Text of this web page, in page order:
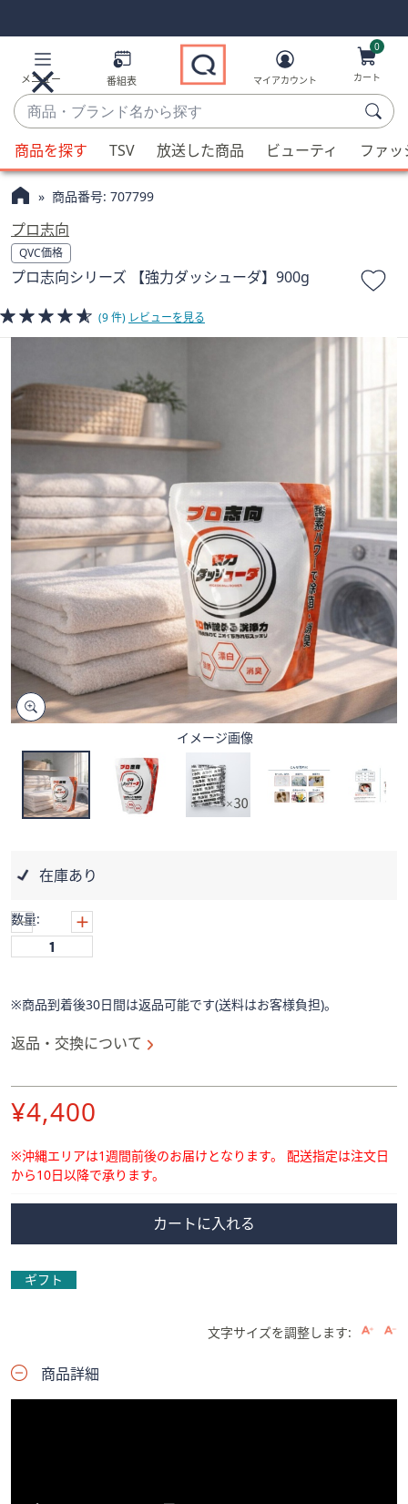
Links
Links2
メニュー 番組表
商
品・
ブ
ラ
ン
名
か
ら
す
候
補
が
利
用
可
能
場
合、
下
の
印
ー
ま
た
は
タ
ッ
チ
デ
バ
ス
で
左
右
に
ス
プ
て
き
ま
マイアカウント
0
カート
商品を探す TSV 放送した商品 ビューティ ファ
商品番号: 707799
プロ志向
QVC価格
プロ志向シリーズ 【強力ダッシューダ】900g
(9 件) レビューを見る
イメージ画像
在庫あり
数量:
※商品到着後30日間は返品可能です(送料はお客様負担)。
返品・交換について
削
除
¥4,400
※沖縄エリアは1週間前後のお届けとなります。
配送指定は注文日
から10日以降で承ります。
カートに入れる
ギフト
文字サイズを調整します:
商品詳細